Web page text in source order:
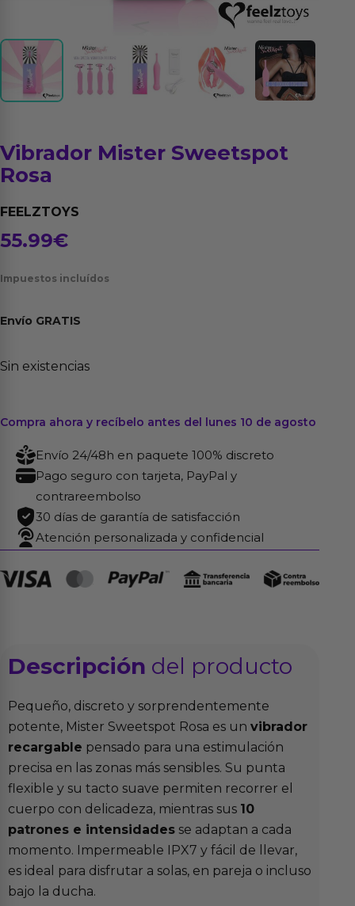
Vibrador Mister Sweetspot
Rosa
FEELZTOYS
55.99€
Impuestos incluídos
Envío GRATIS
Sin existencias
Compra ahora y recíbelo antes del lunes 10 de agosto
Envío 24/48h en paquete 100% discreto
Pago seguro con tarjeta, PayPal y
contrareembolso
30 días de garantía de satisfacción
Atención personalizada y confidencial
Descripción del producto
Pequeño, discreto y sorprendentemente
potente, Mister Sweetspot Rosa es un vibrador
recargable pensado para una estimulación
precisa en las zonas más sensibles. Su punta
flexible y su tacto suave permiten recorrer el
cuerpo con delicadeza, mientras sus 10
patrones e intensidades se adaptan a cada
momento. Impermeable IPX7 y fácil de llevar,
es ideal para disfrutar a solas, en pareja o incluso
bajo la ducha.